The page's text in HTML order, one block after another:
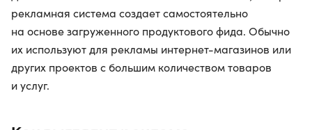
рекламная система создает самостоятельно
на основе загруженного продуктового фида. Обычно
их используют для рекламы интернет-магазинов или
других проектов с большим количеством товаров
и услуг.